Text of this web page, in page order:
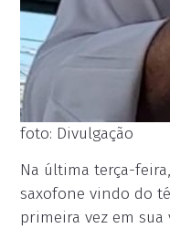
foto: Divulgação
Na última terça-
saxofone vindo do
primeira vez em